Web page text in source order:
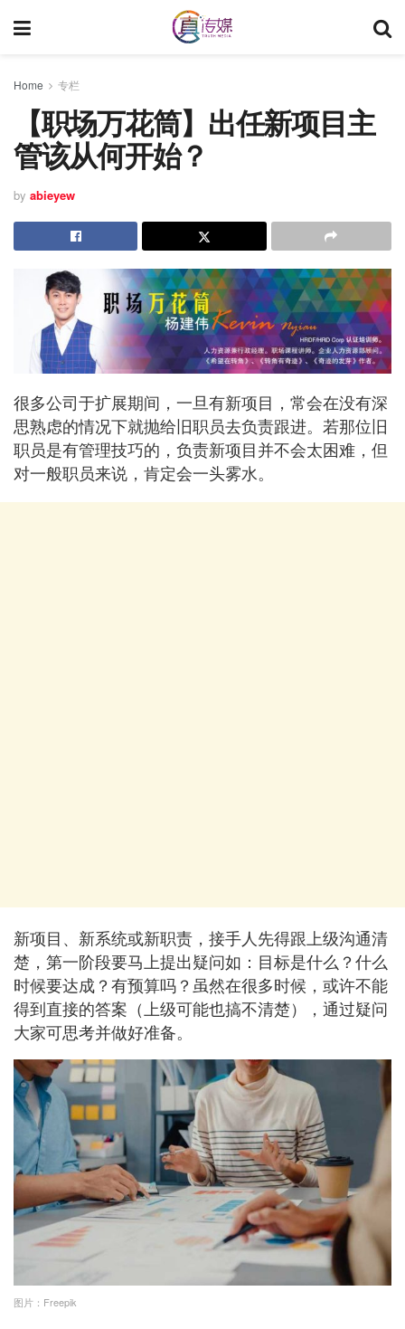
Home 专栏
【职场万花筒】出任新项目主
管该从何开始？
by abieyew
很多公司于扩展期间，一旦有新项目，常会在没有深
思熟虑的情况下就抛给旧职员去负责跟进。若那位旧
职员是有管理技巧的，负责新项目并不会太困难，但
对一般职员来说，肯定会一头雾水。
新项目、新系统或新职责，接手人先得跟上级沟通清
楚，第一阶段要马上提出疑问如：目标是什么？什么
时候要达成？有预算吗？虽然在很多时候，或许不能
得到直接的答案（上级可能也搞不清楚），通过疑问
大家可思考并做好准备。
图片：Freepik